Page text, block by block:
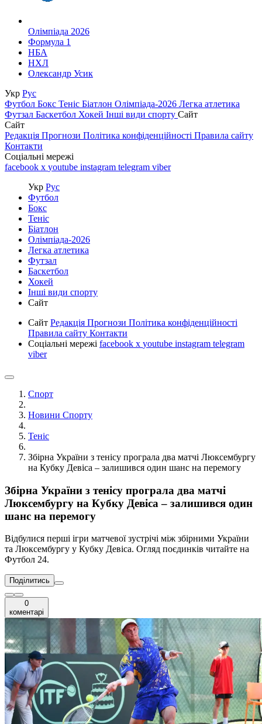
Олімпіада 2026
Формула 1
НБА
НХЛ
Олександр Усик
Укр Рус
Футбол Бокс Теніс Біатлон Олімпіада-2026 Легка атлетика
Футзал Баскетбол Хокей Інші види спорту Сайт
Сайт
Редакція Прогнози Політика конфіденційності Правила сайту
Контакти
Соціальні мережі
facebook x youtube instagram telegram viber
Укр Рус
Футбол
Бокс
Теніс
Біатлон
Олімпіада-2026
Легка атлетика
Футзал
Баскетбол
Хокей
Інші види спорту
Сайт
Сайт Редакція Прогнози Політика конфіденційності
Правила сайту Контакти
Соціальні мережі facebook x youtube instagram telegram
viber
Спорт
Новини Спорту
Теніс
Збірна України з тенісу програла два матчі Люксембургу
на Кубку Девіса – залишився один шанс на перемогу
Збірна України з тенісу програла два матчі
Люксембургу на Кубку Девіса – залишився один
шанс на перемогу
Відбулися перші ігри матчевої зустрічі між збірними України
та Люксембургу у Кубку Девіса. Огляд поєдинків читайте на
Футбол 24.
Поділитись
0
коментарі